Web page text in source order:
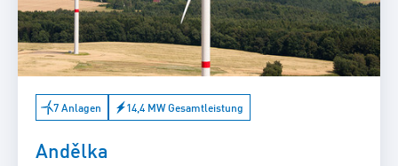
7 Anlagen 14,4 MW Gesamtleistung
Andělka